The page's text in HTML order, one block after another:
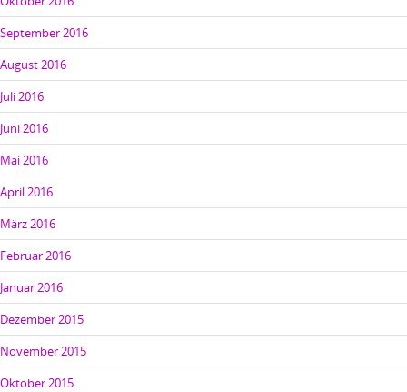
September 2016
August 2016
Juli 2016
Juni 2016
Mai 2016
April 2016
März 2016
Februar 2016
Januar 2016
Dezember 2015
November 2015
Oktober 2015